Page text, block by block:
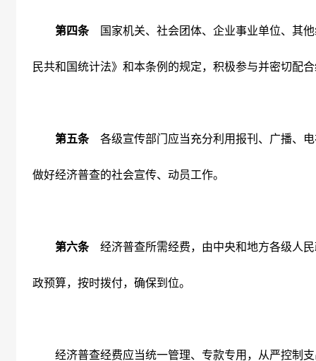
第四条国家机关、社会团体、企业事业单位、其他
民共和国统计法》和本条例的规定，积极参与并密切配
第五条 各级宣传部门应当充分利用报刊、广播、
做好经济普查的社会宣传、动员工作。
第六条经济普查所需经费，由中央和地方各级人民
政预算，按时拨付，确保到位。
经济普查经费应当统一管理、专款专用，从严控制支